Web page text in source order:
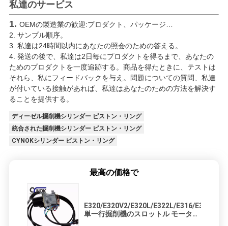
私達のサービス
1. OEMの製造業の歓迎:プロダクト、パッケージ…
2. サンプル順序。
3. 私達は24時間以内にあなたの照会のための答える。
4. 発送の後で、私達は2日毎にプロダクトを得るまで、あなたの
ためのプロダクトを一度追跡する。商品を得たときに、テストは
それら、私にフィードバックを与え。問題についての質問、私達
が付いている接触があれば、私達はあなたのための方法を解決す
ることを提供する。
ディーゼル掘削機シリンダー ピストン・リング
統合された掘削機シリンダー ピストン・リング
CYNOKシリンダー ピストン・リング
最高の価格で
E320/E320V2/E320L/E322L/E316/E325/
単一行掘削機のスロットル モーター